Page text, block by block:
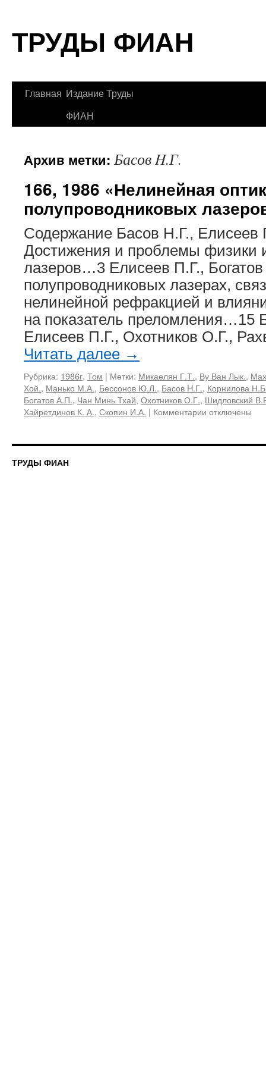
содержимому
ТРУДЫ ФИАН
Главная Издание Труды
ФИАН
Архив метки:Басов H.Г.
166, 1986 «Нелинейная
полупроводниковых
Содержание Басов H.Г.,
Достижения и проблемы физики
лазеров…3 Елисеев П.Г.,
полупроводниковых лазерах,
нелинейной рефракцией и
на показатель преломления…15
Елисеев П.Г., Охотников О.Г.,
Читать далее →
Рубрика: 1986г, Том | Метки: Микаелян Г.Т., Ву Ван Лык.,
Хой., Манько М.А., Бессонов Ю.Л., Басов H.Г., Корнилова
Богатов А.П., Чан Минь Тхай, Охотников О.Г., Шидловский
Хайретдинов К. А., Скопин И.А. | Комментарии к
1986
отключены
ТРУДЫ ФИАН